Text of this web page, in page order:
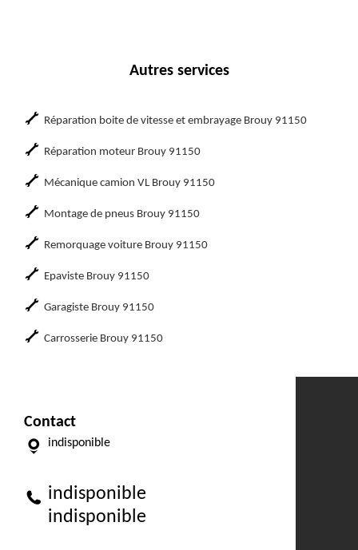
Autres services
Réparation boite de vitesse et embrayage Brouy 91150
Réparation moteur Brouy 91150
Mécanique camion VL Brouy 91150
Montage de pneus Brouy 91150
Remorquage voiture Brouy 91150
Epaviste Brouy 91150
Garagiste Brouy 91150
Carrosserie Brouy 91150
Contact
indisponible
indisponible
indisponible